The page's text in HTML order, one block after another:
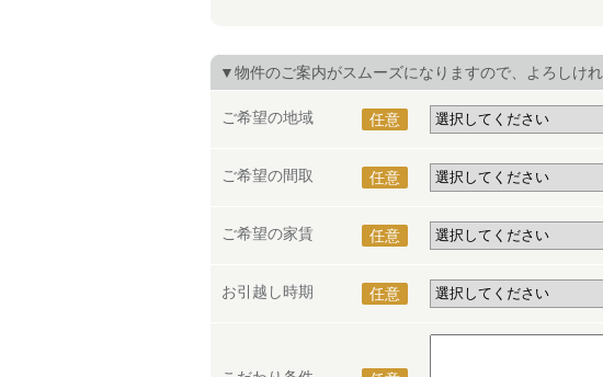
▼物件のご案内がスムーズになりますので、よろしけ
ご希望の地域 任意
ご希望の間取 任意
ご希望の家賃 任意
お引越し時期 任意